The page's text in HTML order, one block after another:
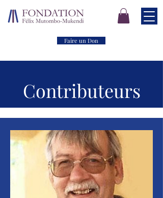
Faire un Don
Contributeurs